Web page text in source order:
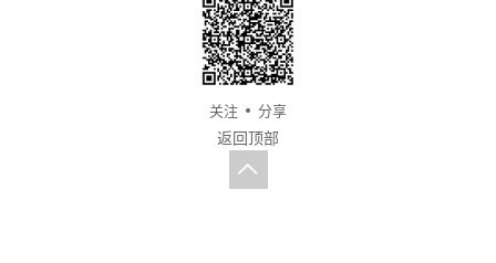
关注
分享
返回顶部